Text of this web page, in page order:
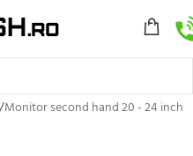
/Monitor second hand 20 - 24 inch